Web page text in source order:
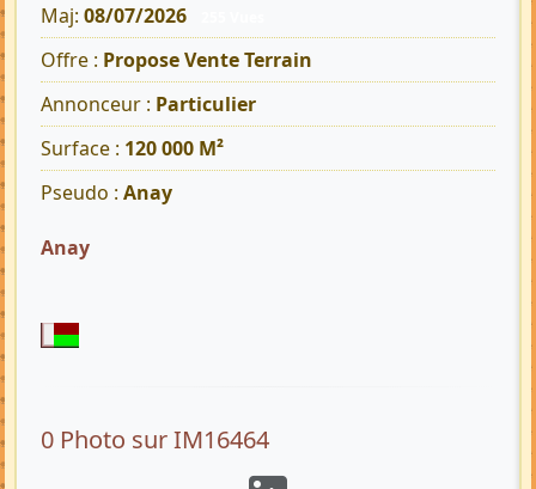
Maj: 08/07/2026
Offre : Propose Vente Terrain
Annonceur : Particulier
Surface : 120 000 M²
Pseudo : Anay
Anay
0 Photo sur IM16464